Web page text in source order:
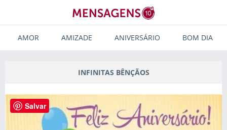
AMOR AMIZADE ANIVERSÁRIO BOM DIA
INFINITAS BÊNÇÃOS
Salvar